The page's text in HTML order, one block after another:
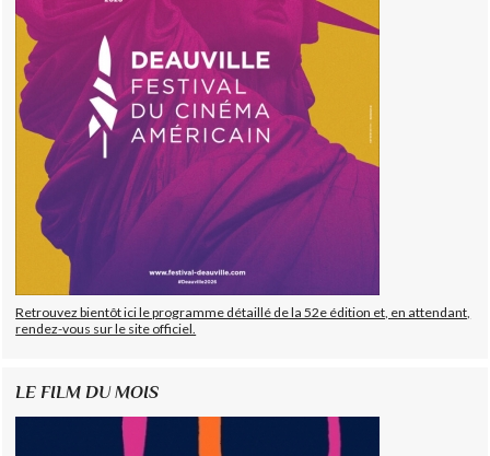
Retrouvez bientôt ici le programme détaillé de la 52e édition et, en attendant,
rendez-vous sur le site officiel.
LE FILM DU MOIS